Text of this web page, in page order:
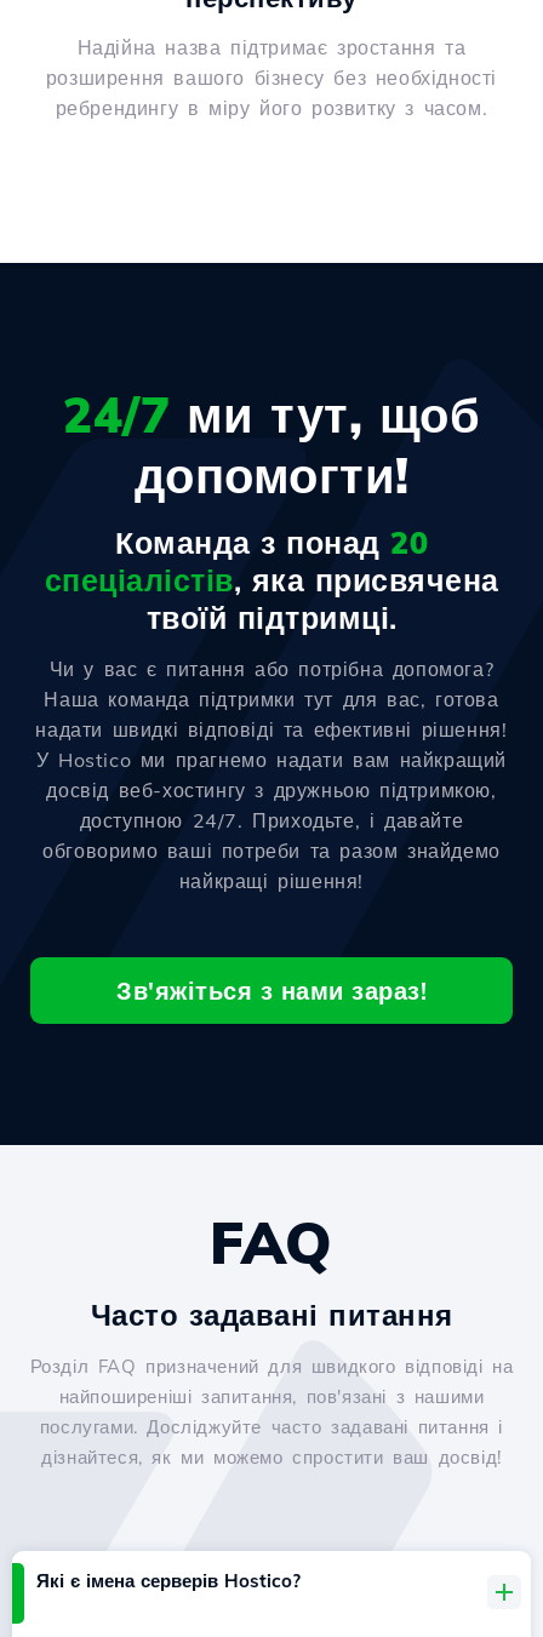
Надійна назва підтримає зростання та
розширення вашого бізнесу без необхідності
ребрендингу в міру його розвитку з часом.
24/7 ми тут, щоб
допомогти!
Команда з понад 20
спеціалістів, яка присвячена
твоїй підтримці.
Чи у вас є питання або потрібна допомога?
Наша команда підтримки тут для вас, готова
надати швидкі відповіді та ефективні рішення!
У Hostico ми прагнемо надати вам найкращий
досвід веб-хостингу з дружньою підтримкою,
доступною 24/7. Приходьте, і давайте
обговоримо ваші потреби та разом знайдемо
найкращі рішення!
Зв'яжіться з нами зараз!
FAQ
Часто задавані питання
Розділ FAQ призначений для швидкого відповіді на
найпоширеніші запитання, пов'язані з нашими
послугами. Досліджуйте часто задавані питання і
дізнайтеся, як ми можемо спростити ваш досвід!
Які є імена серверів Hostico?